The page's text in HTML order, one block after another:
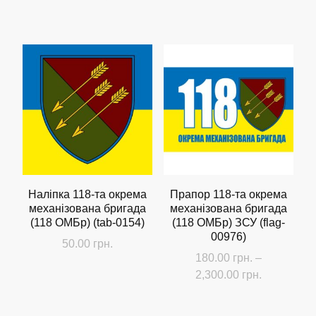
180.00 грн.
до
має
кілька
варіантів.
Параметри
можна
вибрати
на
сторінці
товару
Наліпка 118-та окрема
механізована бригада
(118 ОМБр) (tab-0154)
50.00 грн.
Прапор 118-та окрема
механізована бригада
(118 ОМБр) ЗСУ (flag-
00976)
180.00 грн. –
2,300.00 грн.